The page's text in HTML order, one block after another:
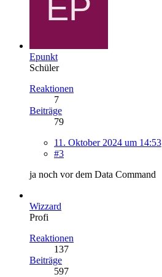
Epunkt
Schüler
Reaktionen
7
Beiträge
79
11. Oktober 2024 um 14:53
#3
ja noch vor dem Data Command
Wizzard
Profi
Reaktionen
137
Beiträge
597